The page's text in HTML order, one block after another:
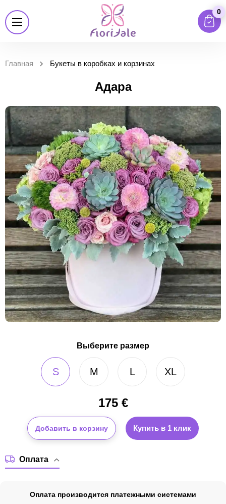
0
Главная Букеты в коробках и корзинах
Адара
Выберите размер
S M L XL
175€
Добавить в корзину Купить в 1 клик
Оплата
Оплата производится платежными системами